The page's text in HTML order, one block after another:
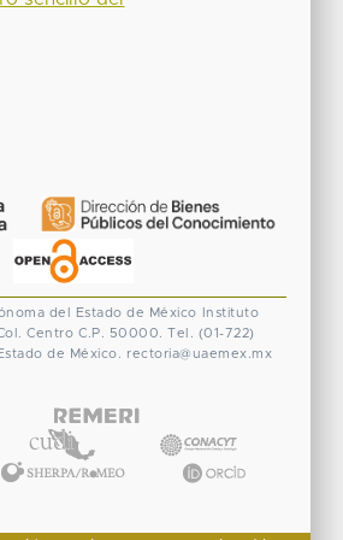
del Estado de México
Instituto
Centro C.P. 50000. Tel. (01-722)
de México. rectoria@uaemex.mx